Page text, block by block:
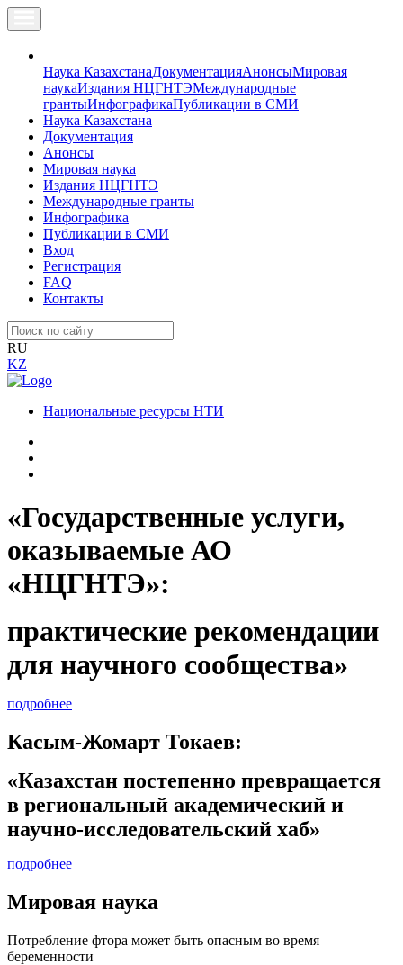
Наука КазахстанаДокументацияАнонсыМировая
наукаИздания НЦГНТЭМеждународные
грантыИнфографикаПубликации в СМИ
Наука Казахстана
Документация
Анонсы
Мировая наука
Издания НЦГНТЭ
Международные гранты
Инфографика
Публикации в СМИ
Вход
Регистрация
FAQ
Контакты
RU
KZ
Национальные ресурсы НТИ
«Государственные услуги,
оказываемые АО
«НЦГНТЭ»:
практические рекомендации
для научного сообщества»
подробнее
Касым-Жомарт Токаев:
«Казахстан постепенно превращается
в региональный академический и
научно-исследовательский хаб»
подробнее
Мировая наука
Потребление фтора может быть опасным во время
беременности